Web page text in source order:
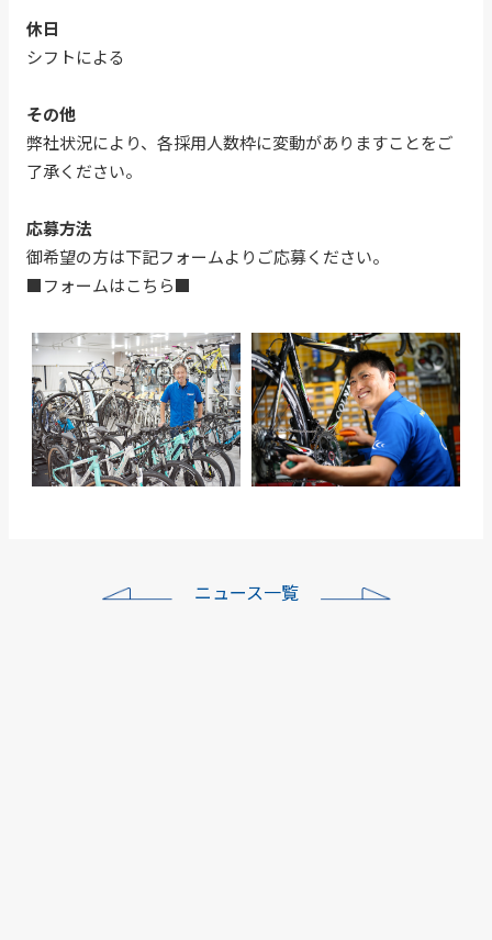
休日
シフトによる
その他
弊社状況により、各採用人数枠に変動がありますことをご
了承ください。
応募方法
御希望の方は下記フォームよりご応募ください。
■フォームはこちら■
ニュース一覧